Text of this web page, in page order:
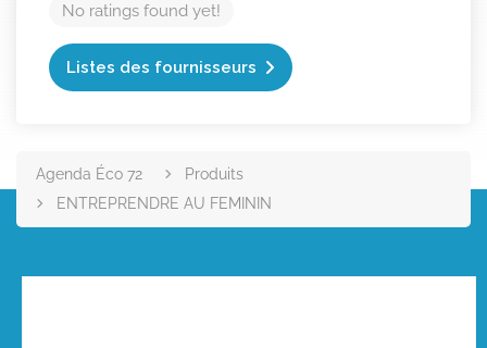
No ratings found yet!
Listes des fournisseurs
Agenda Éco 72
Produits
ENTREPRENDRE AU FEMININ